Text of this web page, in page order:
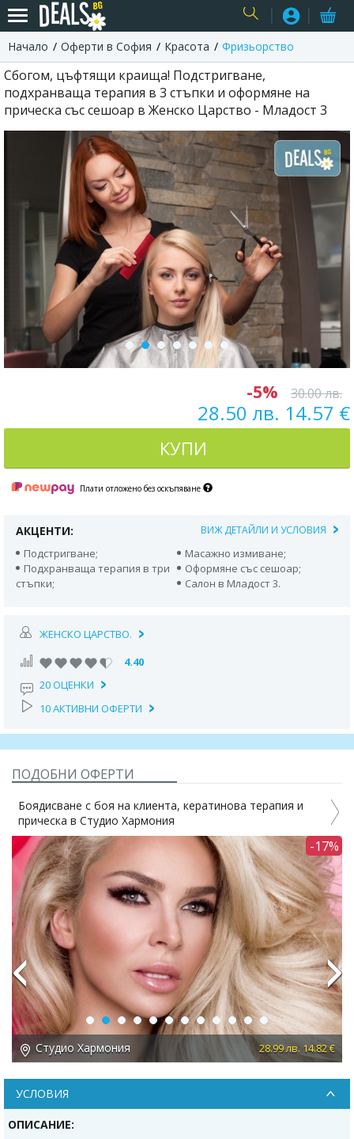
USER
Начало Оферти в София Красота Фризьорство
Сбогом, цъфтящи краища! Подстригване,
подхранваща терапия в 3 стъпки и оформяне на
прическа със сешоар в Женско Царство - Младост 3
-5% 30.00 лв.
28.50 лв. 14.57 €
КУПИ
Плати отложено без оскъпяване
АКЦЕНТИ: ВИЖ ДЕТАЙЛИ И УСЛОВИЯ
Подстригване;
Масажно измиване;
Подхранваща терапия в три
стъпки;
Оформяне със сешоар;
Салон в Младост 3.
ЖЕНСКО ЦАРСТВО.
4.40
20 ОЦЕНКИ
10 АКТИВНИ ОФЕРТИ
ПОДОБНИ ОФЕРТИ
Боядисване с боя на клиента, кератинова терапия и
прическа в Студио Хармония
-17%
Студио Хармония 28.99 лв. 14.82 €
Previous Next
УСЛОВИЯ
ОПИСАНИЕ: